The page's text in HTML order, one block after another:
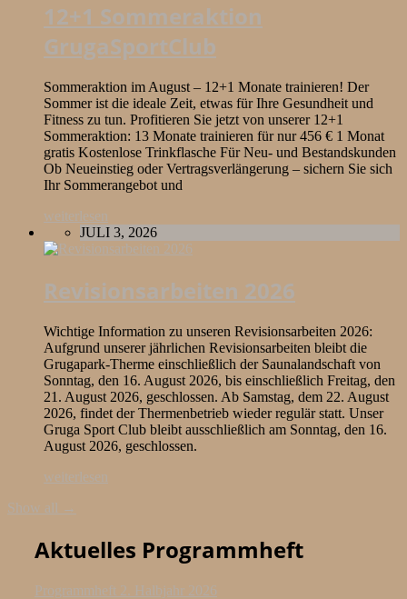
12+1 Sommeraktion
GrugaSportClub
Sommeraktion im August – 12+1 Monate trainieren! Der
Sommer ist die ideale Zeit, etwas für Ihre Gesundheit und
Fitness zu tun. Profitieren Sie jetzt von unserer 12+1
Sommeraktion: 13 Monate trainieren für nur 456 € 1 Monat
gratis Kostenlose Trinkflasche Für Neu- und Bestandskunden
Ob Neueinstieg oder Vertragsverlängerung – sichern Sie sich
Ihr Sommerangebot und
weiterlesen
JULI 3, 2026
Revisionsarbeiten 2026
Wichtige Information zu unseren Revisionsarbeiten 2026:
Aufgrund unserer jährlichen Revisionsarbeiten bleibt die
Grugapark-Therme einschließlich der Saunalandschaft von
Sonntag, den 16. August 2026, bis einschließlich Freitag, den
21. August 2026, geschlossen. Ab Samstag, dem 22. August
2026, findet der Thermenbetrieb wieder regulär statt. Unser
Gruga Sport Club bleibt ausschließlich am Sonntag, den 16.
August 2026, geschlossen.
weiterlesen
Show all →
Aktuelles Programmheft
Programmheft 2. Halbjahr 2026